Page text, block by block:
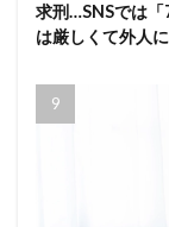
求刑…SNSでは「
は厳しくて外人